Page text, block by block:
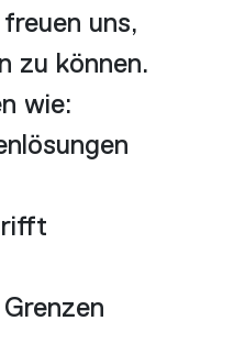
uns,
zu können.
wie: